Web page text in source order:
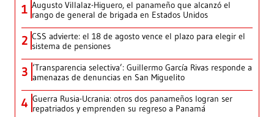
1 Augusto Villalaz-Higuero, el panameño que alcanzó el
rango de general de brigada en Estados Unidos
2 CSS advierte: el 18 de agosto vence el plazo para elegir el
sistema de pensiones
3 ‘Transparencia selectiva’: Guillermo García Rivas responde a
amenazas de denuncias en San Miguelito
4 Guerra Rusia-Ucrania: otros dos panameños logran ser
repatriados y emprenden su regreso a Panamá